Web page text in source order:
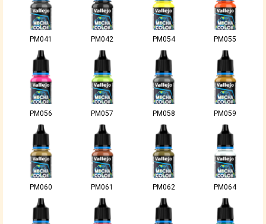
PM041 PM042 PM054 PM055
PM056 PM057 PM058 PM059
PM060 PM061 PM062 PM064